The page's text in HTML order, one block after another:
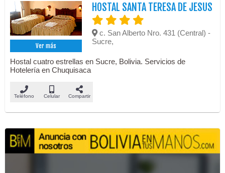
Ver más
HOSTAL SANTA TERESA DE JESUS
c. San Alberto Nro. 431 (Central) -
Sucre,
Hostal cuatro estrellas en Sucre, Bolivia. Servicios de
Hotelería en Chuquisaca
Teléfono Celular Compartir